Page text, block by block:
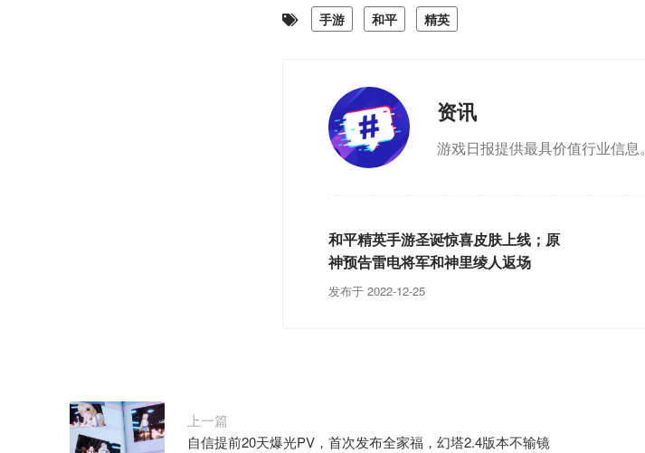
手游 和平 精英
资讯
游戏日报提供最具价值行业信息。
和平精英手游圣诞惊喜皮肤上线；原
神预告雷电将军和神里绫人返场
发布于 2022-12-25
上一篇
自信提前20天爆光PV，首次发布全家福，幻塔2.4版本不输镜